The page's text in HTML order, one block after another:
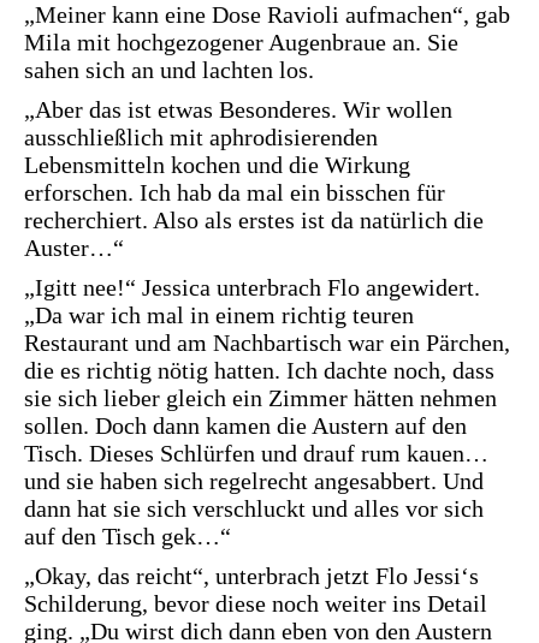
„Meiner kann eine Dose Ravioli aufmachen“, gab
Mila mit hochgezogener Augenbraue an. Sie
sahen sich an und lachten los.
„Aber das ist etwas Besonderes. Wir wollen
ausschließlich mit aphrodisierenden
Lebensmitteln kochen und die Wirkung
erforschen. Ich hab da mal ein bisschen für
recherchiert. Also als erstes ist da natürlich die
Auster…“
„Igitt nee!“ Jessica unterbrach Flo angewidert.
„Da war ich mal in einem richtig teuren
Restaurant und am Nachbartisch war ein Pärchen,
die es richtig nötig hatten. Ich dachte noch, dass
sie sich lieber gleich ein Zimmer hätten nehmen
sollen. Doch dann kamen die Austern auf den
Tisch. Dieses Schlürfen und drauf rum kauen…
und sie haben sich regelrecht angesabbert. Und
dann hat sie sich verschluckt und alles vor sich
auf den Tisch gek…“
„Okay, das reicht“, unterbrach jetzt Flo Jessi‘s
Schilderung, bevor diese noch weiter ins Detail
ging. „Du wirst dich dann eben von den Austern